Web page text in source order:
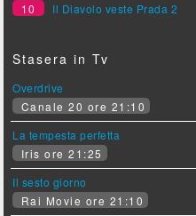
10
Il Diavolo veste Prada 2
Stasera in Tv
Overdrive
Canale 20 ore 21:10
La tempesta perfetta
Iris ore 21:25
Il sesto giorno
Rai Movie ore 21:10